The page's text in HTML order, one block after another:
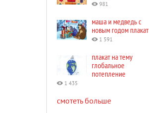
981
маша и медведь с
новым годом плакат
1 591
плакат на тему
глобальное
потепление
1 435
смотеть больше